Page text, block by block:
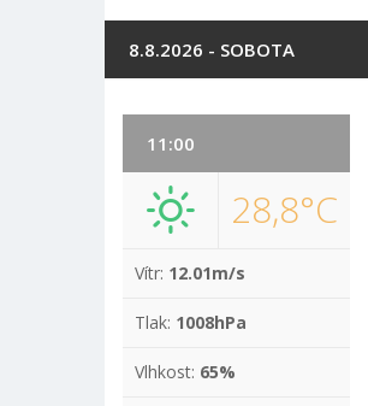
8.8.2026 - SOBOTA
11:00
28,8°C
Vítr: 12.01m/s
Tlak: 1008hPa
Vlhkost: 65%